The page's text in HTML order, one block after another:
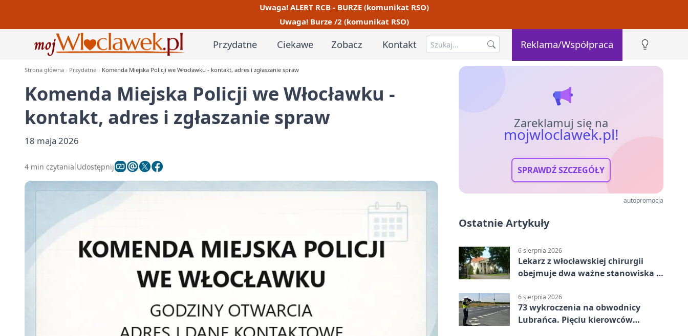
Uwaga! ALERT RCB - BURZE (komunikat RSO)
Uwaga! Burze /2 (komunikat RSO)
Przydatne Ciekawe Zobacz Kontakt Reklama/Współpraca
Strona główna Przydatne Komenda Miejska Policji we Włocławku - kontakt, adres i zgłaszanie spraw
Komenda Miejska Policji we Włocławku -
kontakt, adres i zgłaszanie spraw
18 maja 2026
4 min czytania Udostępnij
Zareklamuj się na
mojwloclawek.pl!
SPRAWDŹ SZCZEGÓŁY
autopromocja
Ostatnie Artykuły
6 sierpnia 2026
Lekarz z włocławskiej chirurgii
obejmuje dwa ważne stanowiska w
6 sierpnia 2026
73 wykroczenia na obwodnicy
Lubrańca. Pięciu kierowców